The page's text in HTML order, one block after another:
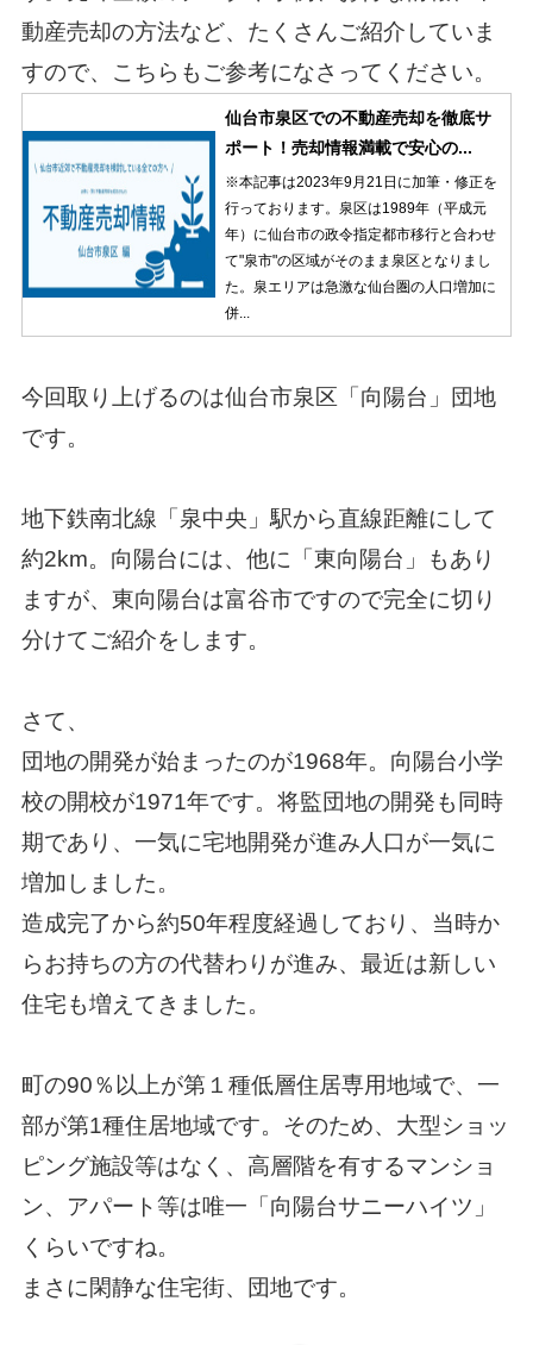
動産売却の方法など、たくさんご紹介していま
すので、こちらもご参考になさってください。
仙台市泉区での不動産売却を徹底サ
ポート！売却情報満載で安心の...
※本記事は2023年9月21日に加筆・修正を
行っております。泉区は1989年（平成元
年）に仙台市の政令指定都市移行と合わせ
て"泉市"の区域がそのまま泉区となりまし
た。泉エリアは急激な仙台圏の人口増加に
併...
今回取り上げるのは仙台市泉区「向陽台」団地
です。
地下鉄南北線「泉中央」駅から直線距離にして
約2km。向陽台には、他に「東向陽台」もあり
ますが、東向陽台は富谷市ですので完全に切り
分けてご紹介をします。
さて、
団地の開発が始まったのが1968年。向陽台小学
校の開校が1971年です。将監団地の開発も同時
期であり、一気に宅地開発が進み人口が一気に
増加しました。
造成完了から約50年程度経過しており、当時か
らお持ちの方の代替わりが進み、最近は新しい
住宅も増えてきました。
町の90％以上が第１種低層住居専用地域で、一
部が第1種住居地域です。そのため、大型ショッ
ピング施設等はなく、高層階を有するマンショ
ン、アパート等は唯一「向陽台サニーハイツ」
くらいですね。
まさに閑静な住宅街、団地です。